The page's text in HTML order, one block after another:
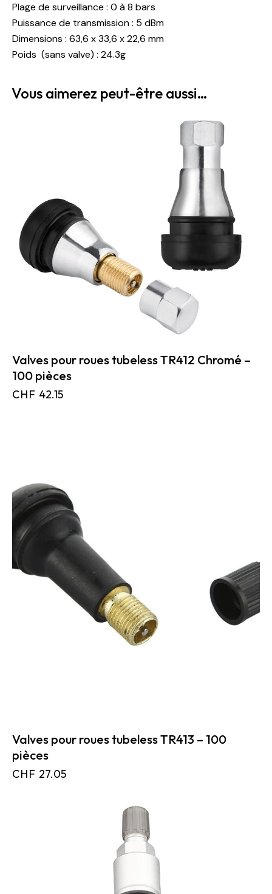
Plage de surveillance : 0 à 8 bars
Puissance de transmission : 5 dBm
Dimensions : 63,6 x 33,6 x 22,6 mm
Poids (sans valve) : 24.3g
Vous aimerez peut-être aussi…
Valves pour roues tubeless TR412 Chromé –
100 pièces
CHF 42.15
Valves pour roues tubeless TR413 – 100
pièces
CHF 27.05